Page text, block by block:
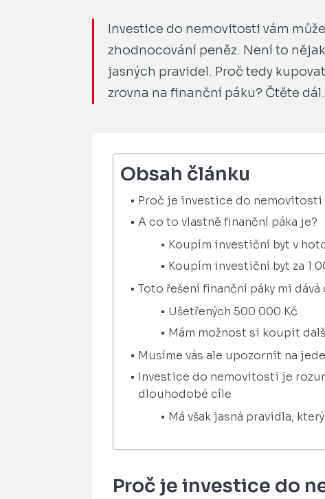
Investice do nemovitosti vám
zhodnocování peněz. Není to
jasných pravidel. Proč tedy
zrovna na finanční páku? Čtěte dál.
Obsah článku
Proč je investice do nemovitosti
A co to vlastně finanční páka je?
Koupím investiční byt v
Koupím investiční byt za 1
Toto řešení finanční páky mi dává
Ušetřených 500 000 Kč
Mám možnost si koupit
Musíme vás ale upozornit na
Investice do nemovitosti je
dlouhodobé cíle
Má však jasná pravidla,
Proč je investice do